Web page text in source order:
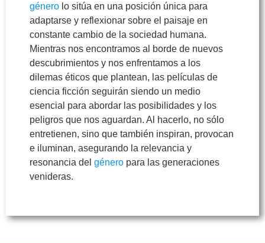
género lo sitúa en una posición única para
adaptarse y reflexionar sobre el paisaje en
constante cambio de la sociedad humana.
Mientras nos encontramos al borde de nuevos
descubrimientos y nos enfrentamos a los
dilemas éticos que plantean, las películas de
ciencia ficción seguirán siendo un medio
esencial para abordar las posibilidades y los
peligros que nos aguardan. Al hacerlo, no sólo
entretienen, sino que también inspiran, provocan
e iluminan, asegurando la relevancia y
resonancia del género para las generaciones
venideras.